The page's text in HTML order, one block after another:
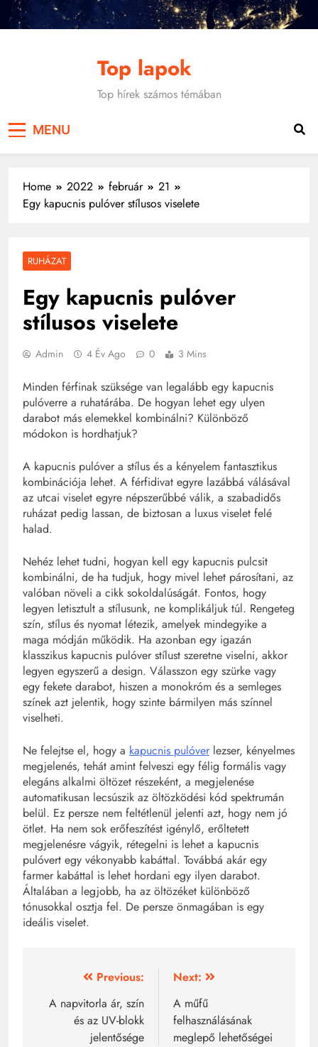
Skip
Top lapok
Top hírek számos témában
MENU
Home 2022 február
21
Egy kapucnis pulóver stílusos viselete
RUHÁZAT
Egy kapucnis pulóver
stílusos viselete
Admin 4 Év Ago 0 3 Mins
Minden férfinak szüksége van legalább egy kapucnis
pulóverre a ruhatárába. De hogyan lehet egy ulyen
darabot más elemekkel kombinálni? Különböző
módokon is hordhatjuk?
A kapucnis pulóver a stílus és a kényelem fantasztikus
kombinációja lehet. A férfidivat egyre lazábbá válásával
az utcai viselet egyre népszerűbbé válik, a szabadidős
ruházat pedig lassan, de biztosan a luxus viselet felé
halad.
Nehéz lehet tudni, hogyan kell egy kapucnis pulcsit
kombinálni, de ha tudjuk, hogy mivel lehet párosítani, az
valóban növeli a cikk sokoldalúságát. Fontos, hogy
legyen letisztult a stílusunk, ne komplikáljuk túl. Rengeteg
szín, stílus és nyomat létezik, amelyek mindegyike a
maga módján működik. Ha azonban egy igazán
klasszikus kapucnis pulóver stílust szeretne viselni, akkor
legyen egyszerű a design. Válasszon egy szürke vagy
egy fekete darabot, hiszen a monokróm és a semleges
színek azt jelentik, hogy szinte bármilyen más színnel
viselheti.
Ne felejtse el, hogy a kapucnis pulóver lezser, kényelmes
megjelenés, tehát amint felveszi egy félig formális vagy
elegáns alkalmi öltözet részeként, a megjelenése
automatikusan lecsúszik az öltözködési kód spektrumán
belül. Ez persze nem feltétlenül jelenti azt, hogy nem jó
ötlet. Ha nem sok erőfeszítést igénylő, erőltetett
megjelenésre vágyik, rétegelni is lehet a kapucnis
pulóvert egy vékonyabb kabáttal. Továbbá akár egy
farmer kabáttal is lehet hordani egy ilyen darabot.
Általában a legjobb, ha az öltözéket különböző
tónusokkal osztja fel. De persze önmagában is egy
ideális viselet.
Bejegyzés
navigáció
Previous:
A napvitorla ár, szín
és az UV-blokk
jelentősége
Next:
A műfű
felhasználásának
meglepő lehetőségei